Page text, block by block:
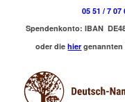
05 51 / 7 07
Spendenkonto: IBAN
oder diehier genannten